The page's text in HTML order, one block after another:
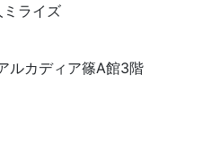
ライズ
ルカディア篠A館3階